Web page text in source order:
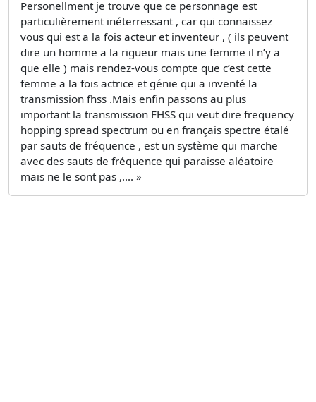
Personellment je trouve que ce personnage est
particulièrement inéterressant , car qui connaissez
vous qui est a la fois acteur et inventeur , ( ils peuvent
dire un homme a la rigueur mais une femme il n’y a
que elle ) mais rendez-vous compte que c’est cette
femme a la fois actrice et génie qui a inventé la
transmission fhss .Mais enfin passons au plus
important la transmission FHSS qui veut dire frequency
hopping spread spectrum ou en français spectre étalé
par sauts de fréquence , est un système qui marche
avec des sauts de fréquence qui paraisse aléatoire
mais ne le sont pas ,.... »